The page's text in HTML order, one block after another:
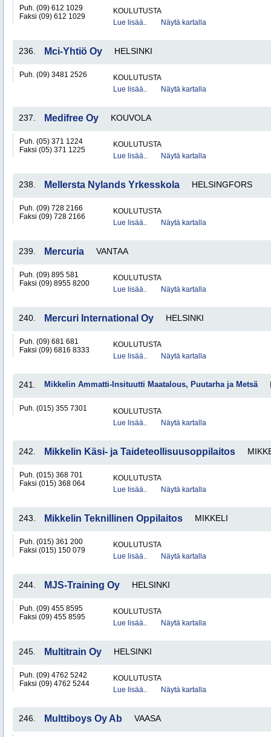
Puh. (09) 612 1029
Faksi (09) 612 1029
KOULUTUSTA
Lue lisää..
Näytä kartalla
236. Mci-Yhtiö Oy HELSINKI
Puh. (09) 3481 2526
KOULUTUSTA
Lue lisää..
Näytä kartalla
237. Medifree Oy KOUVOLA
Puh. (05) 371 1224
Faksi (05) 371 1225
KOULUTUSTA
Lue lisää..
Näytä kartalla
238. Mellersta Nylands Yrkesskola HELSINGFORS
Puh. (09) 728 2166
Faksi (09) 728 2166
KOULUTUSTA
Lue lisää..
Näytä kartalla
239. Mercuria VANTAA
Puh. (09) 895 581
Faksi (09) 8955 8200
KOULUTUSTA
Lue lisää..
Näytä kartalla
240. Mercuri International Oy HELSINKI
Puh. (09) 681 681
Faksi (09) 6816 8333
KOULUTUSTA
Lue lisää..
Näytä kartalla
241. Mikkelin Ammatti-Insituutti Maatalous, Puutarha ja Metsä
Puh. (015) 355 7301
KOULUTUSTA
Lue lisää..
Näytä kartalla
242. Mikkelin Käsi- ja Taideteollisuusoppilaitos
Puh. (015) 368 701
Faksi (015) 368 064
KOULUTUSTA
Lue lisää..
Näytä kartalla
243. Mikkelin Teknillinen Oppilaitos MIKKELI
Puh. (015) 361 200
Faksi (015) 150 079
KOULUTUSTA
Lue lisää..
Näytä kartalla
244. MJS-Training Oy HELSINKI
Puh. (09) 455 8595
Faksi (09) 455 8595
KOULUTUSTA
Lue lisää..
Näytä kartalla
245. Multitrain Oy HELSINKI
Puh. (09) 4762 5242
Faksi (09) 4762 5244
KOULUTUSTA
Lue lisää..
Näytä kartalla
246. Multtiboys Oy Ab VAASA